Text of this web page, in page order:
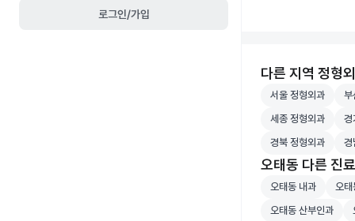
로그인/가입
다른 지역 정형
서울 정형외과 병
서울 정형외과 부
부
세종 정형외과 병
세종 정형외과 경
경
경북 정형외과 병
경북 정형외과 경
경
오태동 다른 진
오태동 내과 병원
오태동 내과 오
오태
오태동 산부인과
오태동 산부인과